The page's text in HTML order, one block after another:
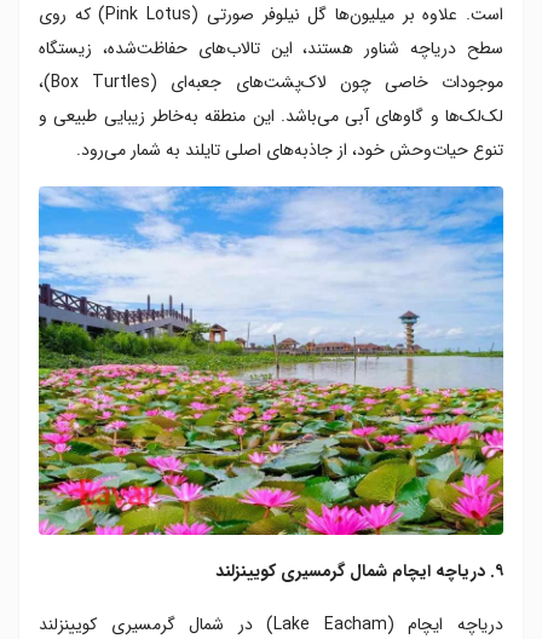
است. علاوه بر میلیون‌ها گل نیلوفر صورتی (Pink Lotus) که روی
سطح دریاچه شناور هستند، این تالاب‌های حفاظت‌شده، زیستگاه
موجودات خاصی چون لاک‌پشت‌های جعبه‌ای (Box Turtles)،
لک‌لک‌ها و گاوهای آبی می‌باشد. این منطقه به‌خاطر زیبایی طبیعی و
تنوع حیات‌وحش خود، از جاذبه‌های اصلی تایلند به شمار می‌رود.
۹. دریاچه ایچام شمال گرمسیری کویینزلند
دریاچه ایچام (Lake Eacham) در شمال گرمسیری کویینزلند